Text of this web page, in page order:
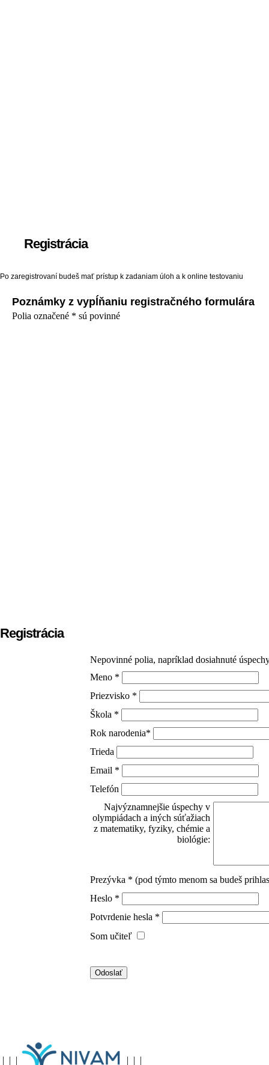
Registrácia
Po zaregistrovaní budeš mať prístup k zadaniam úloh a k online testovaniu
Poznámky z vypĺňaniu registračného formulára
Polia označené * sú povinné
Registrácia
Nepovinné polia, napríklad dosiahnuté
Meno *
Priezvisko *
Škola *
Rok narodenia*
Trieda
Email *
Telefón
Najvýznamnejšie úspechy v
olympiádach a iných súťažiach
z matematiky, fyziky, chémie a
biológie:
Prezývka * (pod týmto menom sa budeš
Heslo *
Potvrdenie hesla *
Som učiteľ
| | | | | |